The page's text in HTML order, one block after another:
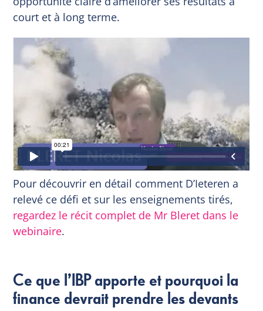
court et à long terme.
Pour découvrir en détail comment D’Ieteren a
relevé ce défi et sur les enseignements tirés,
regardez le récit complet de Mr Bleret dans le
webinaire.
Ce que l’IBP apporte et pourquoi la
finance devrait prendre les devants